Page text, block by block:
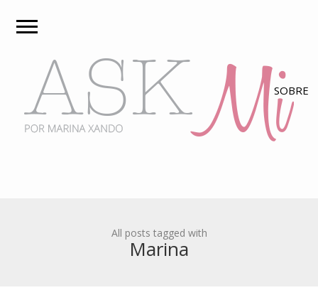
All posts tagged with
Marina